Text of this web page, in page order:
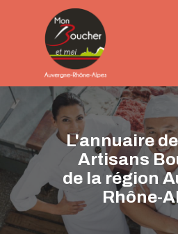
L'annuaire
Artisans
de la région
Rhône-